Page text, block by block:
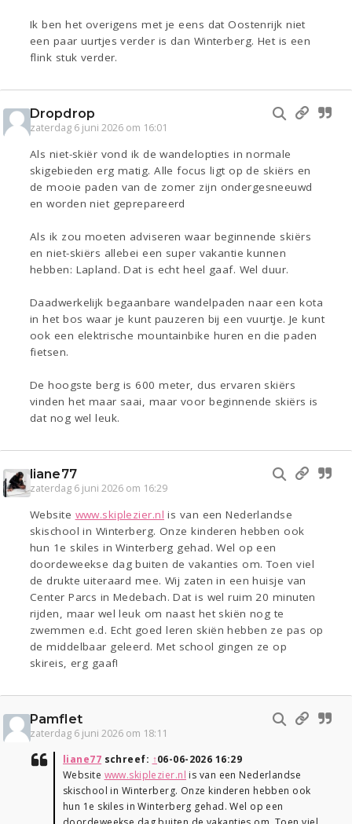
Ik ben het overigens met je eens dat Oostenrijk niet
een paar uurtjes verder is dan Winterberg. Het is een
flink stuk verder.
Dropdrop
zaterdag 6 juni 2026 om 16:01
Als niet-skiër vond ik de wandelopties in normale
skigebieden erg matig. Alle focus ligt op de skiërs en
de mooie paden van de zomer zijn ondergesneeuwd
en worden niet geprepareerd
Als ik zou moeten adviseren waar beginnende skiërs
en niet-skiërs allebei een super vakantie kunnen
hebben: Lapland. Dat is echt heel gaaf. Wel duur.
Daadwerkelijk begaanbare wandelpaden naar een kota
in het bos waar je kunt pauzeren bij een vuurtje. Je kunt
ook een elektrische mountainbike huren en die paden
fietsen.
De hoogste berg is 600 meter, dus ervaren skiërs
vinden het maar saai, maar voor beginnende skiërs is
dat nog wel leuk.
liane77
zaterdag 6 juni 2026 om 16:29
Website www.skiplezier.nl is van een Nederlandse
skischool in Winterberg. Onze kinderen hebben ook
hun 1e skiles in Winterberg gehad. Wel op een
doordeweekse dag buiten de vakanties om. Toen viel
de drukte uiteraard mee. Wij zaten in een huisje van
Center Parcs in Medebach. Dat is wel ruim 20 minuten
rijden, maar wel leuk om naast het skiën nog te
zwemmen e.d. Echt goed leren skiën hebben ze pas op
de middelbaar geleerd. Met school gingen ze op
skireis, erg gaaf!
Pamflet
zaterdag 6 juni 2026 om 18:11
liane77 schreef: ↑06-06-2026 16:29
Website www.skiplezier.nl is van een Nederlandse
skischool in Winterberg. Onze kinderen hebben ook
hun 1e skiles in Winterberg gehad. Wel op een